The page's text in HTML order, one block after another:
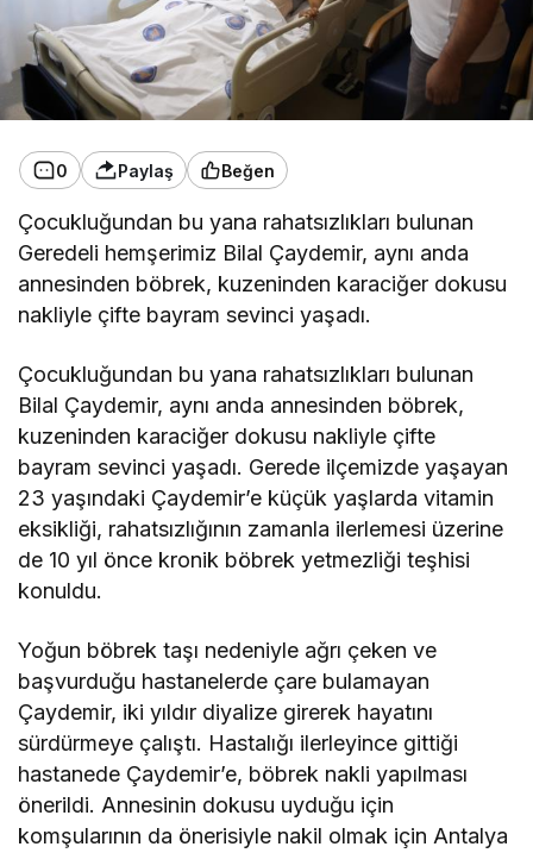
0 Paylaş Beğen
Çocukluğundan bu yana rahatsızlıkları bulunan
Geredeli hemşerimiz Bilal Çaydemir, aynı anda
annesinden böbrek, kuzeninden karaciğer dokusu
nakliyle çifte bayram sevinci yaşadı.
Çocukluğundan bu yana rahatsızlıkları bulunan
Bilal Çaydemir, aynı anda annesinden böbrek,
kuzeninden karaciğer dokusu nakliyle çifte
bayram sevinci yaşadı. Gerede ilçemizde yaşayan
23 yaşındaki Çaydemir’e küçük yaşlarda vitamin
eksikliği, rahatsızlığının zamanla ilerlemesi üzerine
de 10 yıl önce kronik böbrek yetmezliği teşhisi
konuldu.
Yoğun böbrek taşı nedeniyle ağrı çeken ve
başvurduğu hastanelerde çare bulamayan
Çaydemir, iki yıldır diyalize girerek hayatını
sürdürmeye çalıştı. Hastalığı ilerleyince gittiği
hastanede Çaydemir’e, böbrek nakli yapılması
önerildi. Annesinin dokusu uyduğu için
komşularının da önerisiyle nakil olmak için Antalya